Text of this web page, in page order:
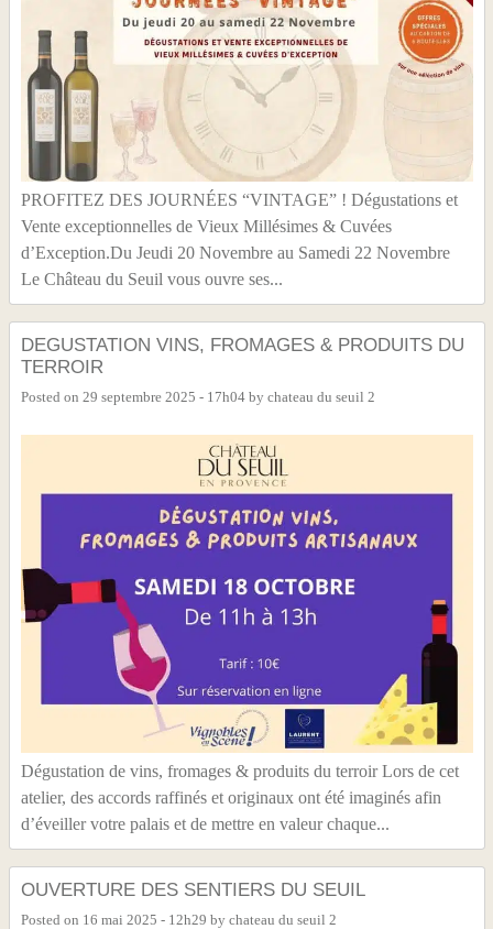
PROFITEZ DES JOURNÉES “VINTAGE” ! Dégustations et
Vente exceptionnelles de Vieux Millésimes & Cuvées
d’Exception.Du Jeudi 20 Novembre au Samedi 22 Novembre
Le Château du Seuil vous ouvre ses...
DEGUSTATION VINS, FROMAGES & PRODUITS DU
TERROIR
Posted on 29 septembre 2025 - 17h04 by chateau du seuil 2
Dégustation de vins, fromages & produits du terroir Lors de cet
atelier, des accords raffinés et originaux ont été imaginés afin
d’éveiller votre palais et de mettre en valeur chaque...
OUVERTURE DES SENTIERS DU SEUIL
Posted on 16 mai 2025 - 12h29 by chateau du seuil 2